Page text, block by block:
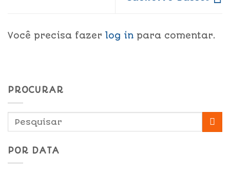
Você precisa fazer log in para comentar.
PROCURAR
POR DATA